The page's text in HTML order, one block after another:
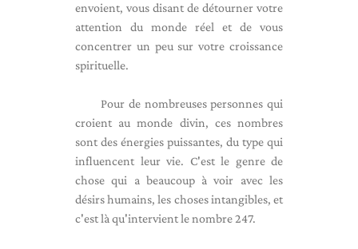
envoient, vous disant de détourner votre
attention du monde réel et de vous
concentrer un peu sur votre croissance
spirituelle.
Pour de nombreuses personnes qui
croient au monde divin, ces nombres
sont des énergies puissantes, du type qui
influencent leur vie. C'est le genre de
chose qui a beaucoup à voir avec les
désirs humains, les choses intangibles, et
c'est là qu'intervient le nombre 247.